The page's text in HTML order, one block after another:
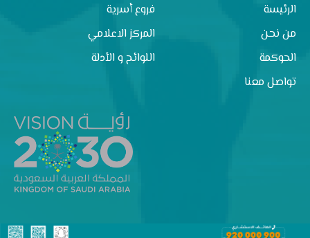
الرئيسة
فروع أسرية
من نحن
المركز الاعلامي
الحوكمة
اللوائح و الأدلة
تواصل معنا